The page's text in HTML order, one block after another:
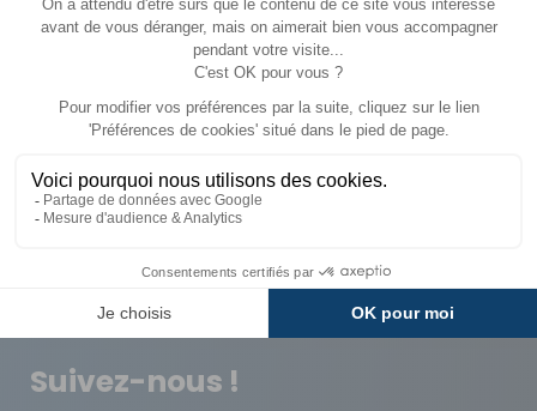
ACHETER 41,90 €
CHOISIR LE
MODÈLE
A partir de :
32,95 €
Livraison
Expédié sous 72h
Paiements
Avantages Paiement
Plusieurs fois
Suivez-nous !